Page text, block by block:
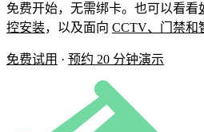
免费开始，无需绑卡。也可以看看
控安装，以及面向 CCTV、门禁和
免费试用 · 预约 20 分钟演示